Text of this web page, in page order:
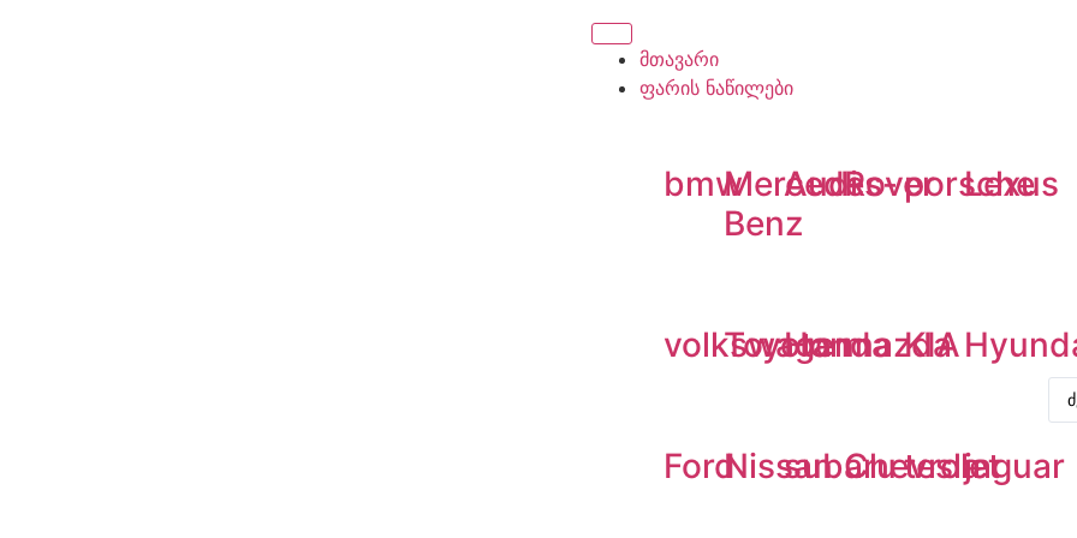
მთავარი
ფარის ნაწილები
bmwMercedes-
Benz
AudiRoverporsche
Lexus
volkswagen
ToyotaHondamazda
KIA
FordNissansubaruChevrolet
teslajaguar